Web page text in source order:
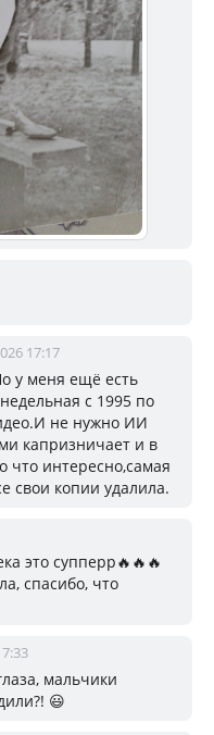
17:17
у меня ещё есть
с 1995 по
не нужно ИИ
капризничает и в
что интересно,самая
свои копии удалила.
это супперр🔥🔥🔥
спасибо, что
мальчики
😃